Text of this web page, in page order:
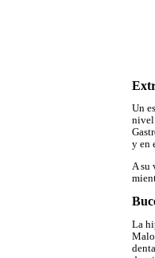
Un
nivel
y en
A su
La